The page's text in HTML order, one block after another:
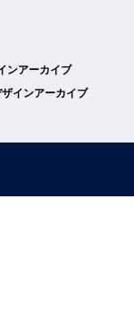
ンアーカイブ
インアーカイブ